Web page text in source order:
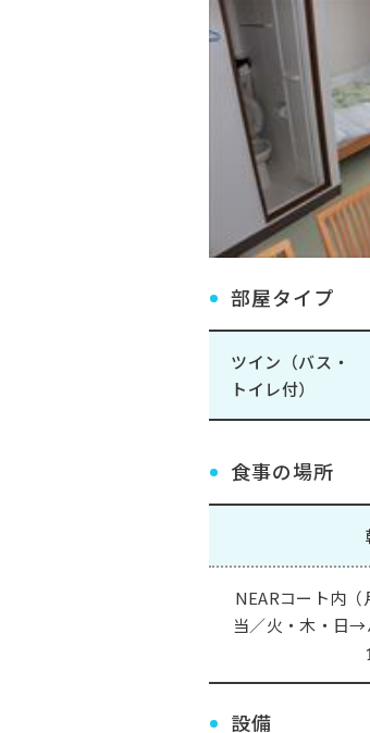
部屋タイプ
ツイン（バス・
トイレ付）
食事の場所
NEARコート内
当／火・木・日→
設備